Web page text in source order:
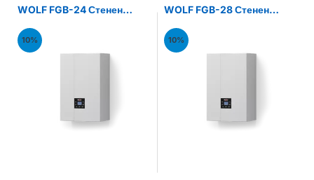
WOLF FGB-24 Стенен
24kW
10%
WOLF FGB-28 Стенен
28kW
10%